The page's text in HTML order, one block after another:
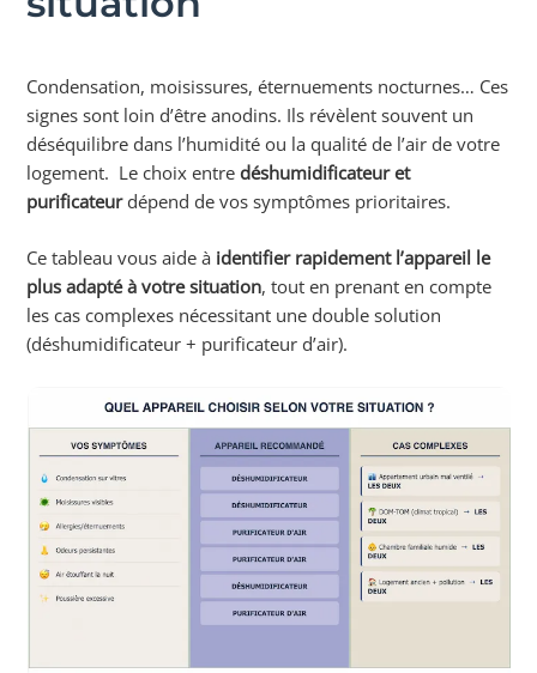
Condensation, moisissures, éternuements nocturnes… Ces
signes sont loin d’être anodins. Ils révèlent souvent un
déséquilibre dans l’humidité ou la qualité de l’air de votre
logement. Le choix entredéshumidificateur et
purificateurdépend de vos symptômes prioritaires.
Ce tableau vous aide à identifier rapidement l’appareil le
plus adapté à votre situation, tout en prenant en compte
les cas complexes nécessitant une double solution
(déshumidificateur + purificateur d’air).